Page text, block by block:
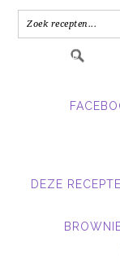
in.....
DEZE